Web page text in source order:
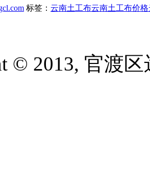
标签： 云南土工布云南土工布价格
© 2013, 官渡